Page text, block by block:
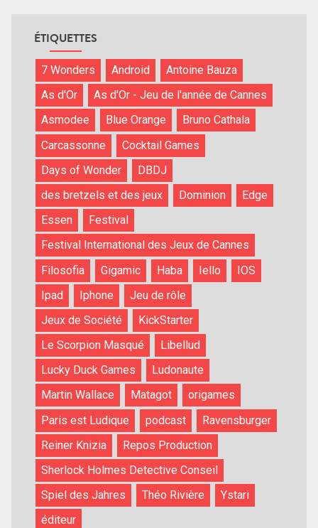
ÉTIQUETTES
7 Wonders Android
Antoine Bauza
As d'Or
As d'Or - Jeu de l'année de Cannes
Asmodee
Blue Orange
Bruno Cathala
Carcassonne
Cocktail Games
Days of Wonder
DBDJ
des bretzels et des jeux
Dominion
Edge
Essen
Festival
Festival International des Jeux de Cannes
Filosofia
Gigamic Haba Iello
IOS
Ipad
Iphone
Jeu de rôle
Jeux de Société
KickStarter
Le Scorpion Masqué
Libellud
Lucky Duck Games
Ludonaute
Martin Wallace
Matagot
origames
Paris est Ludique
podcast
Ravensburger
Reiner Knizia
Repos Production
Sherlock Holmes Detective Conseil
Spiel des Jahres
Théo Rivière
Ystari
éditeur